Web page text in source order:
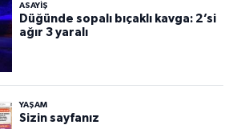
ASAYİŞ
Düğünde sopalı bıçaklı kavga: 2’si
ağır 3 yaralı
YAŞAM
Sizin sayfanız